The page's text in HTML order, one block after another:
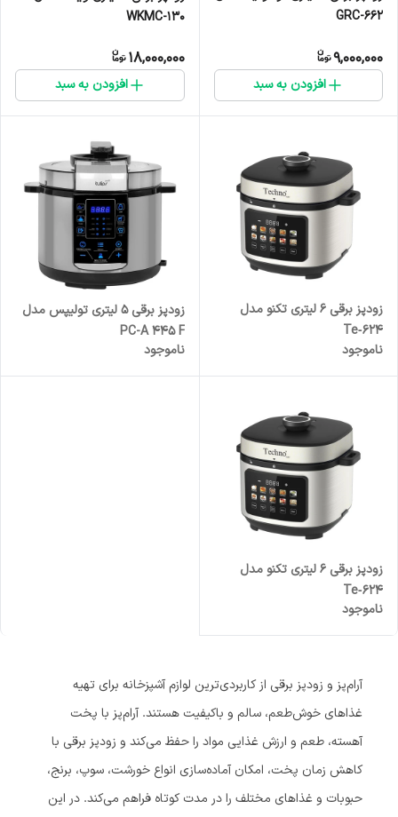
GRC-662
9,000,000
افزودن به سبد
WKMC-130
18,000,000
افزودن به سبد
زودپز برقی 6 لیتری تکنو مدل
Te‑624
ناموجود
زودپز برقی 5 لیتری تولیپس مدل
PC-A 445 F
ناموجود
زودپز برقی 6 لیتری تکنو مدل
Te‑624
ناموجود
آرام‌پز و زودپز برقی از کاربردی‌ترین لوازم آشپزخانه برای تهیه
غذاهای خوش‌طعم، سالم و باکیفیت هستند. آرام‌پز با پخت
آهسته، طعم و ارزش غذایی مواد را حفظ می‌کند و زودپز برقی با
کاهش زمان پخت، امکان آماده‌سازی انواع خورشت، سوپ، برنج،
حبوبات و غذاهای مختلف را در مدت کوتاه فراهم می‌کند. در این